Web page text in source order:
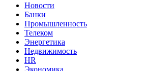
Новости
Банки
Промышленность
Телеком
Энергетика
Недвижимость
HR
Экономика